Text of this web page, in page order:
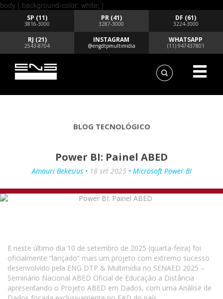
body { background-color: white; }
SP (11)
3816-3000
PR (41)
3287-3000
DF (61)
3224-3000
RJ (21)
2543-8704
INSTAGRAM
@engdtpmultimidia
WHATSAPP
(11) 947437801
BLOG TECNOLÓGICO
Power BI: Painel ABED
Amauri Bekesius • 18 set 2025• Microsoft Power BI
E neste último dia 10 de setembro de 2025 (quarta-feira) foi
oficialmente “lançado” mais um projeto com extremo sucesso
desenvolvido pela ENG DTP & Multimídia no SENAED 2025 –
Seminário Nacional ABED Oficial de Educação a Distância
apresentando o Projeto ABED em Dados, com uma Análise de